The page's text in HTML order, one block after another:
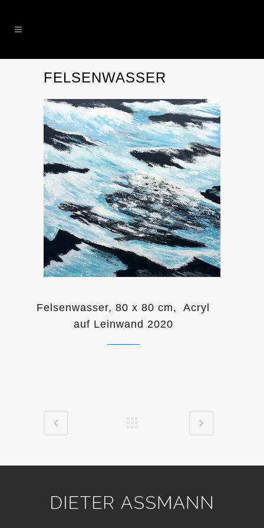
FELSENWASSER
Felsenwasser, 80 x 80 cm, Acryl
auf Leinwand 2020